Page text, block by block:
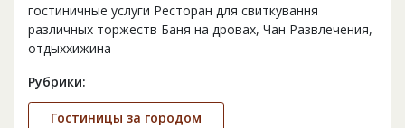
гостиничные услуги Ресторан для свиткування
различных торжеств Баня на дровах, Чан Развлечения,
отдыххижина
Рубрики:
Гостиницы за городом